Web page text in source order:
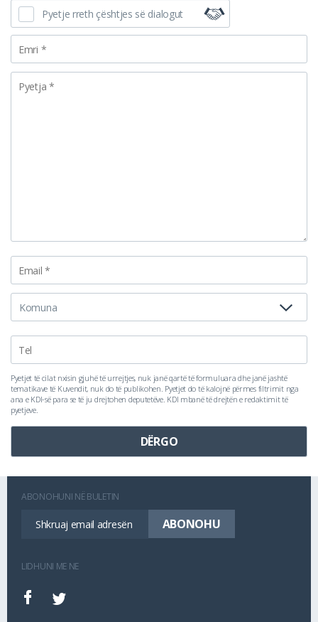
Pyetje rreth çështjes së dialogut
Pyetjet të cilat nxisin gjuhë të urrejtjes, nuk janë qartë të formuluara dhe janë jashtë
tematikave të Kuvendit, nuk do të publikohen. Pyetjet do të kalojnë përmes filtrimit nga
ana e KDI-së para se të ju drejtohen deputetëve. KDI mbanë të drejtën e redaktimit të
pyetjeve.
ABONOHUNI NË BULETIN
LIDHUNI ME NE